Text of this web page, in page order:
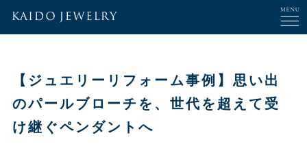
【ジュエリーリフォーム事例】思い出
のパールブローチを、世代を超えて受
け継ぐペンダントへ